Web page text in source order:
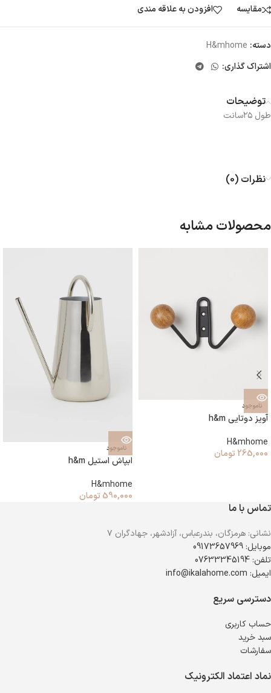
مقایسه
افزودن به علاقه مندی
دسته: H&mhome
اشتراک گذاری:
توضیحات
طول ۲۵سانت
نظرات (0)
محصولات مشابه
ناموجود
آویز دوتایی h&m
H&mhome
265,000 تومان ناموجود
ابپاش استیل h&m
H&mhome
590,000 تومان
تماس با ما
نشانی: هرمزگان، بندرعباس، آزادشهر، جهادگران ۷
موبایل: 09173657969
تلفن: 07633345194
ایمیل: info@ikalahome.com
دسترسی سریع
حساب کاربری
سبد خرید
سفارشات
نماد اعتماد الکترونیک